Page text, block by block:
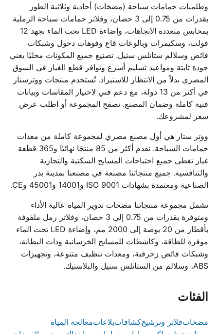
وطلمبات حمامات سباحة (مضخات) أحادية وثلاثية الطور
بقدرات من 0.75 إلى 3 حصان، وفلاتر حمامات سباحة الرملية
بمحابس متعددة الاتجاهات، وإضاءة LED تحت الماء بجهد 12
فولت، وسكيمرات وبالوعات قاع وفوهات دخول وشبكات
فائض وسلالم ستانلس ستيل. تصنيع جميع المكونات محليًا يعني
جودة ثابتة ومواعيد تسليم أسرع وتوافر قطع الغيار في السوق
المصري بدلاً من الانتظار للاستيراد. تُستخدم منتجات ووترستار
في أكثر من 13 دولة، مع دعم فني لاختيار المقاسات وبيانات
فنية كاملة وضمان المصنع. تصفح المجموعة أو اطلب عرض
سعر لمشروعك.
ووتر ستار هي أول مصنع مصري لمجموعة كاملة من معدات
حمامات السباحة. نقدم أكثر من 85 منتجًا نهائيًا و365 قطعة
غيار تغطي جميع احتياجات المسابح السكنية والتجارية
والتنافسية. جميع منتجاتنا مصنعة في مصنعنا بمدينة بدر
الصناعية ومعتمدة بشهادات ISO 9001 و14001 و45001 وCE.
تشمل مجموعة منتجاتنا مضخات تدوير المياه عالية الأداء
ومتوفرة بقدرات من 0.75 إلى 3 حصان، وفلاتر رمل ملفوفة
بأقطار من 20 بوصة إلى 2000 مم، وإضاءة LED تحت الماء
موفرة للطاقة، وكاشطات للمسابح الخرسانية وذات البطانة،
وشبكات فائض زخرفية، ومعدات تنظيف متنوعة، وتجهيزات
ABS، وسلالم من الستانلس ستيل والبلاستيك.
الفئات
مضخاتفلاتر وترشيحكشافاتبلاعاتمعالجة المياه